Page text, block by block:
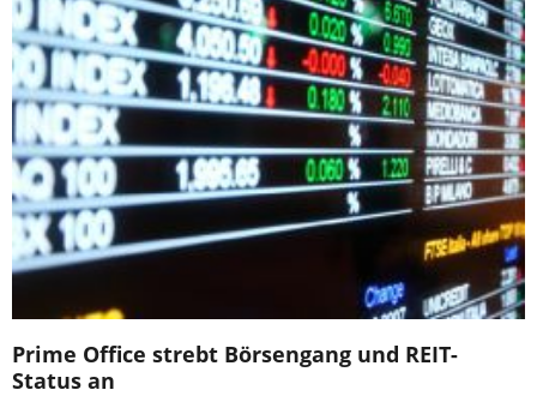
Prime Office strebt Börsengang und REIT-
Status an